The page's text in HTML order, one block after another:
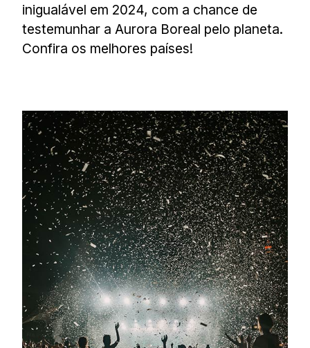
inigualável em 2024, com a chance de
testemunhar a Aurora Boreal pelo planeta.
Confira os melhores países!